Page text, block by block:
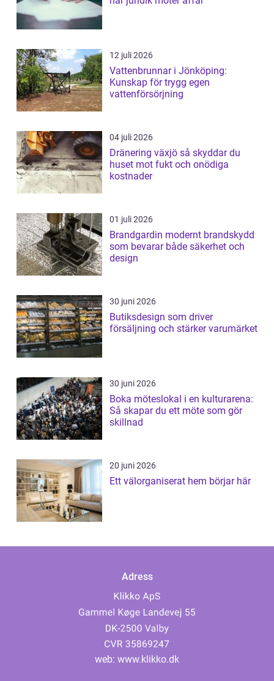
12 juli 2026
Vattenbrunnar i Jönköping:
Kunskap för trygg egen
vattenförsörjning
04 juli 2026
Dränering växjö så skyddar du
huset mot fukt och onödiga
kostnader
01 juli 2026
Brandgardin modernt brandskydd
som bevarar både säkerhet och
design
30 juni 2026
Butiksdesign som driver
försäljning och stärker varumärket
30 juni 2026
Boka möteslokal i en kulturarena:
Så skapar du ett möte som gör
skillnad
20 juni 2026
Ett välorganiserat hem börjar här
Adress
web: www.klikko.dk